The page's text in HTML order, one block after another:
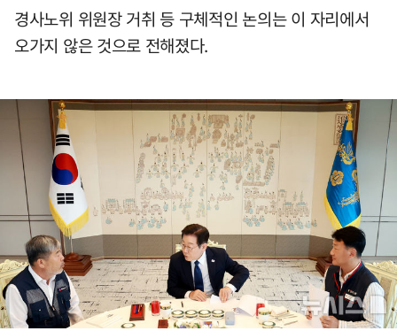
경사노위 위원장 거취 등 구체적인 논의는 이 자리에서
오가지 않은 것으로 전해졌다.